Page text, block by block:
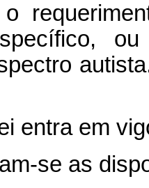
espectro
entra em
se as